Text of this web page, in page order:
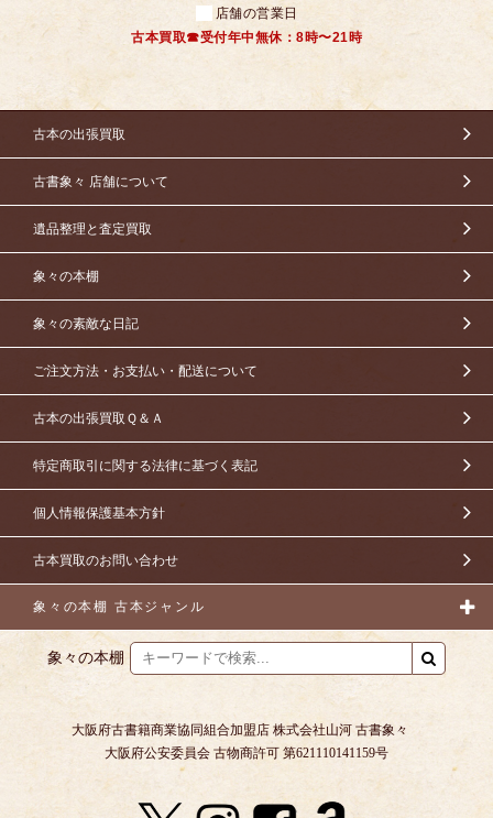
店舗の営業日
古本買取☎受付年中無休：8時〜21時
古本の出張買取
古書象々 店舗について
遺品整理と査定買取
象々の本棚
象々の素敵な日記
ご注文方法・お支払い・配送について
古本の出張買取Ｑ＆Ａ
特定商取引に関する法律に基づく表記
個人情報保護基本方針
古本買取のお問い合わせ
象々の本棚 古本ジャンル
象々の本棚
大阪府古書籍商業協同組合加盟店 株式会社山河 古書象々
大阪府公安委員会 古物商許可 第621110141159号